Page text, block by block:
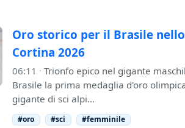
Oro storico per il Brasile
Cortina 2026
06:11 · Trionfo epico nel gigante
Brasile la prima medaglia d'oro
gigante di sci alpi…
#oro #sci #femminile